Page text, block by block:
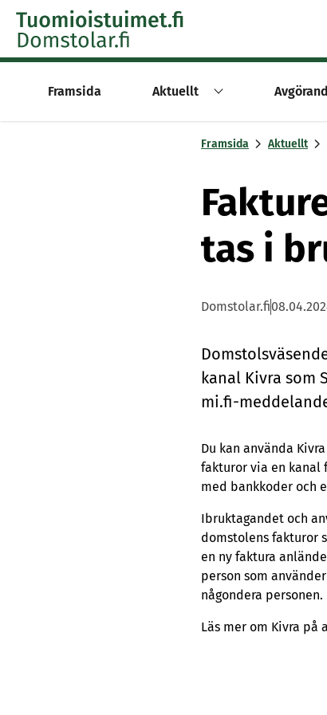
Skip to content -saavutettavuusohje
Framsida Aktuellt
Framsida Aktuellt
tas i
Domstolar.fi
ka­nal Kiv­ra som
mi.fi-
Du kan använda
fakturor via en kanal
med bankkoder och
Ibruktagandet och
domstolens fakturor
en ny faktura
person som
någondera personen.
Läs mer om Kivra på